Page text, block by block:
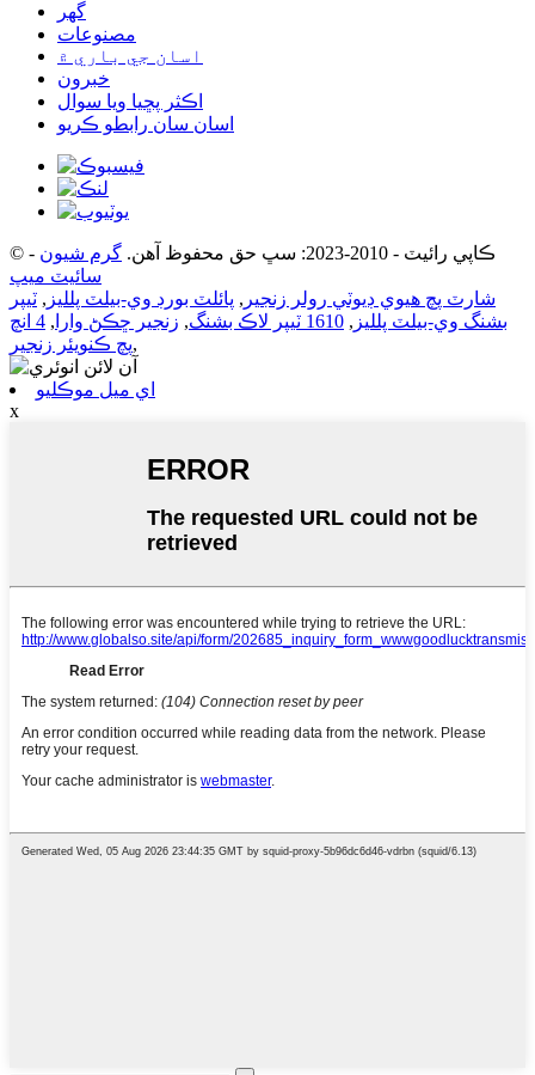
گھر
مصنوعات
اسان جي باري ۾
خبرون
اڪثر پڇيا ويا سوال
اسان سان رابطو ڪريو
© ڪاپي رائيٽ - 2010-2023: سڀ حق محفوظ آهن. گرم شيون -
سائيٽ ميپ
شارٽ پچ هيوي ڊيوٽي رولر زنجير , پائلٽ بورڊ وي-بيلٽ پلليز , ٽيپر
بشنگ وي-بيلٽ پلليز , 1610 ٽيپر لاڪ بشنگ , زنجير ڇڪڻ وارا ,
4 انچ
پچ ڪنويئر زنجير,
اي ميل موڪليو
x